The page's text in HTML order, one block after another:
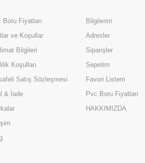
Boru Fiyatları
ve Koşullar
Bilgileri
Koşulları
Satış Sözleşmesi
& İade
Bilgilerim
Adresler
Siparişler
Sepetim
Favori Listem
Pvc Boru Fiyatları
HAKKIMIZDA